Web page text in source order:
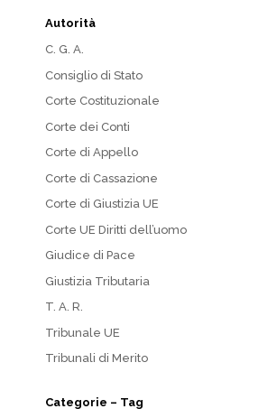
Autorità
C. G. A.
Consiglio di Stato
Corte Costituzionale
Corte dei Conti
Corte di Appello
Corte di Cassazione
Corte di Giustizia UE
Corte UE Diritti dell’uomo
Giudice di Pace
Giustizia Tributaria
T. A. R.
Tribunale UE
Tribunali di Merito
Categorie – Tag